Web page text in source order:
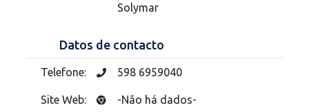
Solymar
Datos de contacto
Telefone: 598 6959040
Site Web: -Não há dados-